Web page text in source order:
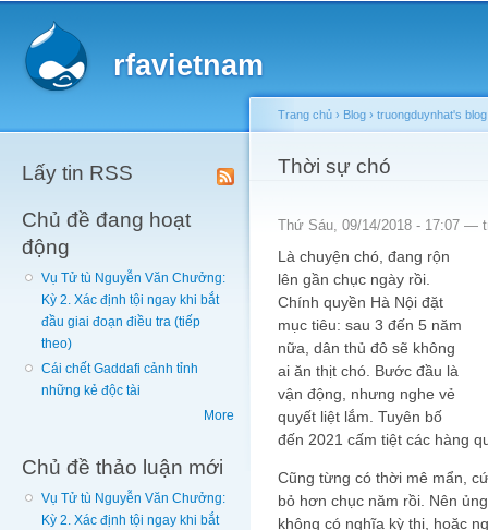
rfavietnam
Lấy tin RSS
Chủ đề đang hoạt
động
Vụ Tử tù Nguyễn Văn Chưởng:
Kỳ 2. Xác định tội ngay khi bắt
đầu giai đoạn điều tra (tiếp
theo)
Cái chết Gaddafi cảnh tỉnh
những kẻ độc tài
More
Chủ đề thảo luận mới
Vụ Tử tù Nguyễn Văn Chưởng:
Kỳ 2. Xác định tội ngay khi bắt
You are here
Trang chủ › Blog › truongduynhat's blog
Thời sự chó
Thứ Sáu, 09/14/2018 - 17:07 —
Là chuyện chó, đang rộn
lên gần chục ngày rồi.
Chính quyền Hà Nội đặt
mục tiêu: sau 3 đến 5 năm
nữa, dân thủ đô sẽ không
ai ăn thịt chó. Bước đầu là
vận động, nhưng nghe vẻ
quyết liệt lắm. Tuyên bố
đến 2021 cấm tiệt các hàng
Cũng từng có thời mê mẩn,
bỏ hơn chục năm rồi. Nên
không có nghĩa kỳ thị, hoặc